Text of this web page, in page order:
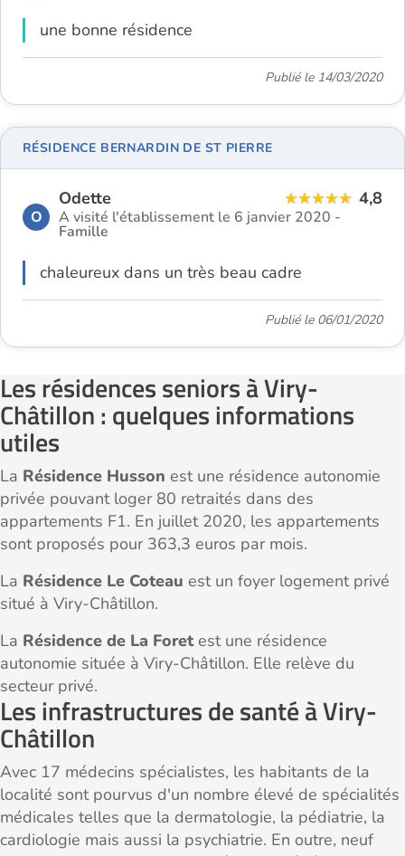
une bonne résidence
Publié le 14/03/2020
O
Odette 4,8
A visité l'établissement le 6 janvier 2020 -
Famille
chaleureux dans un très beau cadre
RÉSIDENCE BERNARDIN DE ST PIERRE
Publié le 06/01/2020
Les résidences seniors à Viry-
Châtillon : quelques informations
utiles
La Résidence Husson est une résidence autonomie
privée pouvant loger 80 retraités dans des
appartements F1. En juillet 2020, les appartements
sont proposés pour 363,3 euros par mois.
La Résidence Le Coteau est un foyer logement privé
situé à Viry-Châtillon.
La Résidence de La Foretest une résidence
autonomie située à Viry-Châtillon. Elle relève du
secteur privé.
Les infrastructures de santé à Viry-
Châtillon
Avec 17 médecins spécialistes, les habitants de la
localité sont pourvus d'un nombre élevé de spécialités
médicales telles que la dermatologie, la pédiatrie, la
cardiologie mais aussi la psychiatrie. En outre, neuf